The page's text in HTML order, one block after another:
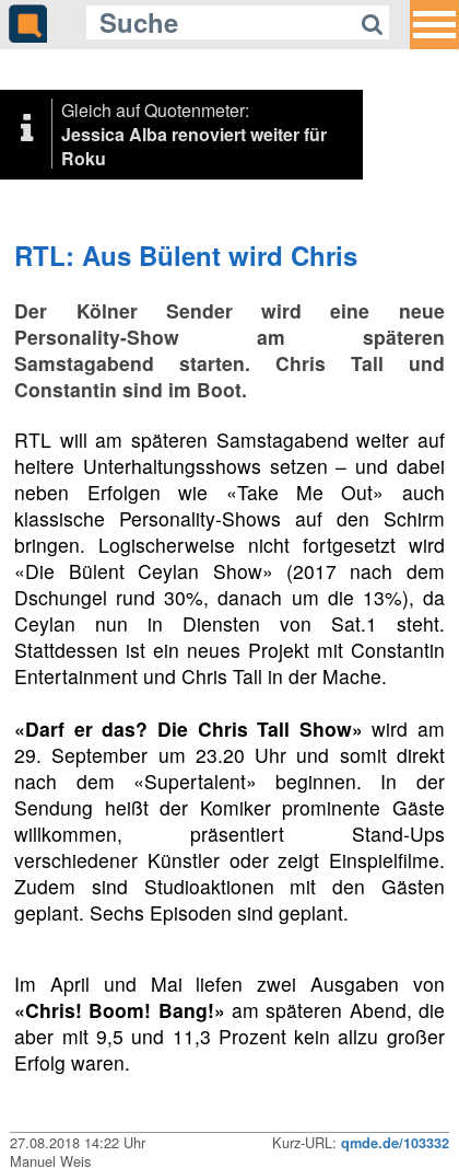
Gleich auf Quotenmeter:
Jessica Alba renoviert weiter für
Roku
RTL: Aus Bülent wird Chris
Der Kölner Sender wird eine neue
Personality-Show am späteren
Samstagabend starten. Chris Tall und
Constantin sind im Boot.
RTL will am späteren Samstagabend weiter auf
heitere Unterhaltungsshows setzen – und dabei
neben Erfolgen wie «Take Me Out» auch
klassische Personality-Shows auf den Schirm
bringen. Logischerweise nicht fortgesetzt wird
«Die Bülent Ceylan Show» (2017 nach dem
Dschungel rund 30%, danach um die 13%), da
Ceylan nun in Diensten von Sat.1 steht.
Stattdessen ist ein neues Projekt mit Constantin
Entertainment und Chris Tall in der Mache.
«Darf er das? Die Chris Tall Show» wird am
29. September um 23.20 Uhr und somit direkt
nach dem «Supertalent» beginnen. In der
Sendung heißt der Komiker prominente Gäste
willkommen, präsentiert Stand-Ups
verschiedener Künstler oder zeigt Einspielfilme.
Zudem sind Studioaktionen mit den Gästen
geplant. Sechs Episoden sind geplant.
Im April und Mai liefen zwei Ausgaben von
«Chris! Boom! Bang!» am späteren Abend, die
aber mit 9,5 und 11,3 Prozent kein allzu großer
Erfolg waren.
27.08.2018 14:22 Uhr Kurz-URL: qmde.de/103332
Manuel Weis